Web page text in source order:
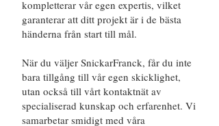
kompletterar vår egen expertis, vilket
garanterar att ditt projekt är i de bästa
händerna från start till mål.
När du väljer SnickarFranck, får du inte
bara tillgång till vår egen skicklighet,
utan också till vårt kontaktnät av
specialiserad kunskap och erfarenhet. Vi
samarbetar smidigt med våra